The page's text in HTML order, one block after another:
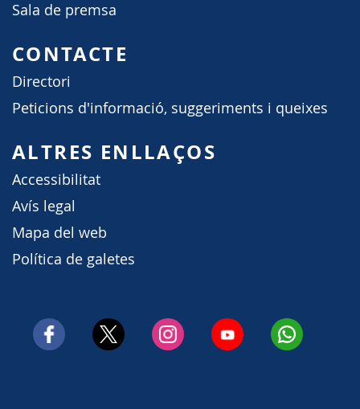
Sala de premsa
CONTACTE
Directori
Peticions d'informació, suggeriments i queixes
ALTRES ENLLAÇOS
Accessibilitat
Avís legal
Mapa del web
Política de galetes